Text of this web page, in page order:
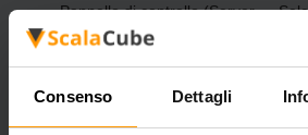
Consenso Dettagli
Pannello di controllo(Server →
Server di gioco → Aggiungi server